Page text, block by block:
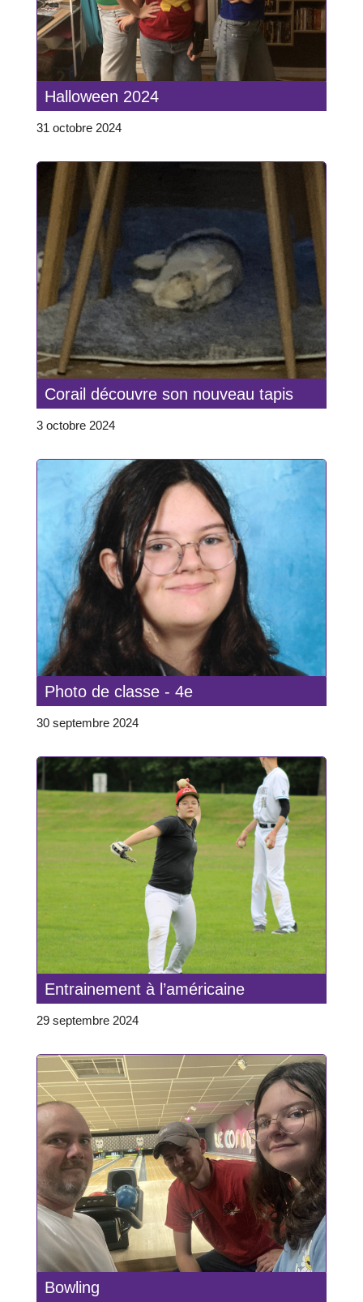
Halloween 2024
31 octobre 2024
Corail découvre son nouveau tapis
3 octobre 2024
Photo de classe - 4e
30 septembre 2024
Entrainement à l’américaine
29 septembre 2024
Bowling